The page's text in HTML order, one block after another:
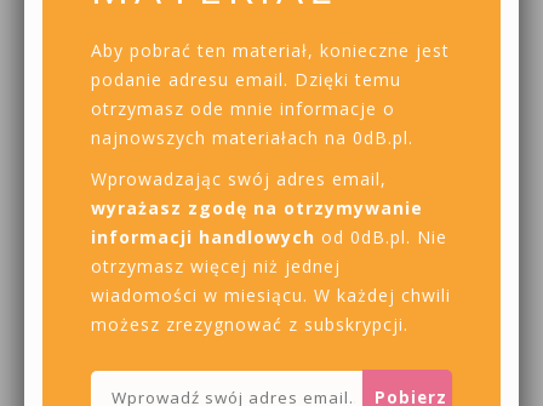
Aby pobrać ten materiał, konieczne jest
podanie adresu email. Dzięki temu
otrzymasz ode mnie informacje o
najnowszych materiałach na 0dB.pl.
Wprowadzając swój adres email,
wyrażasz zgodę na otrzymywanie
informacji handlowych od 0dB.pl. Nie
otrzymasz więcej niż jednej
wiadomości w miesiącu. W każdej chwili
możesz zrezygnować z subskrypcji.